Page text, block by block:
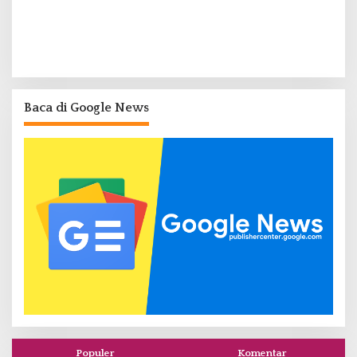
Baca di Google News
Populer Komentar